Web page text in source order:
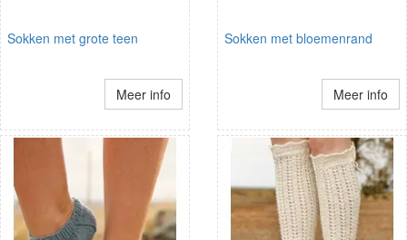
Sokken met grote teen
Meer info
Sokken met bloemenrand
Meer info